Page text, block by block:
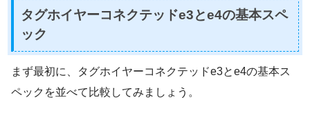
タグホイヤーコネクテッドe3とe4の基本スペ
ック
まず最初に、タグホイヤーコネクテッドe3とe4の基本ス
ペックを並べて比較してみましょう。